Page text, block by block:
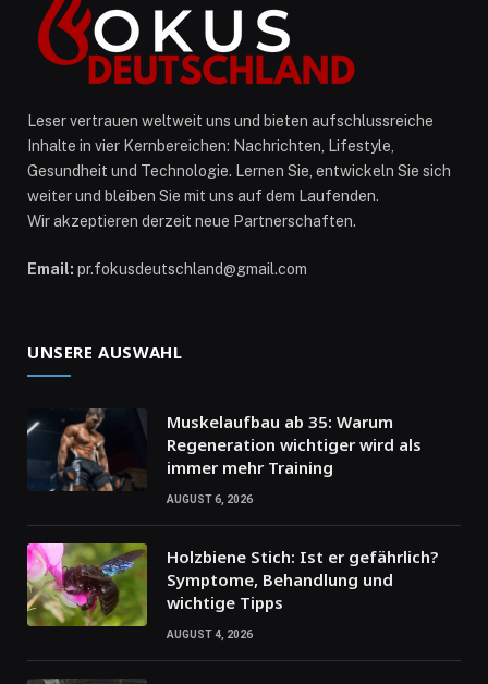
Leser vertrauen weltweit uns und bieten aufschlussreiche
Inhalte in vier Kernbereichen: Nachrichten, Lifestyle,
Gesundheit und Technologie. Lernen Sie, entwickeln Sie sich
weiter und bleiben Sie mit uns auf dem Laufenden.
Wir akzeptieren derzeit neue Partnerschaften.
Email: pr.fokusdeutschland@gmail.com
UNSERE AUSWAHL
Muskelaufbau ab 35: Warum
Regeneration wichtiger wird als
immer mehr Training
AUGUST 6, 2026
Holzbiene Stich: Ist er gefährlich?
Symptome, Behandlung und
wichtige Tipps
AUGUST 4, 2026